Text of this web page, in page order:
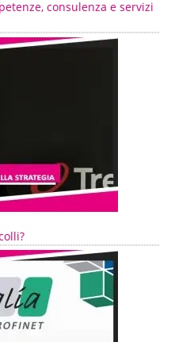
consulenza e servizi